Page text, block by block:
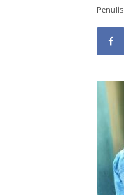
Penulis